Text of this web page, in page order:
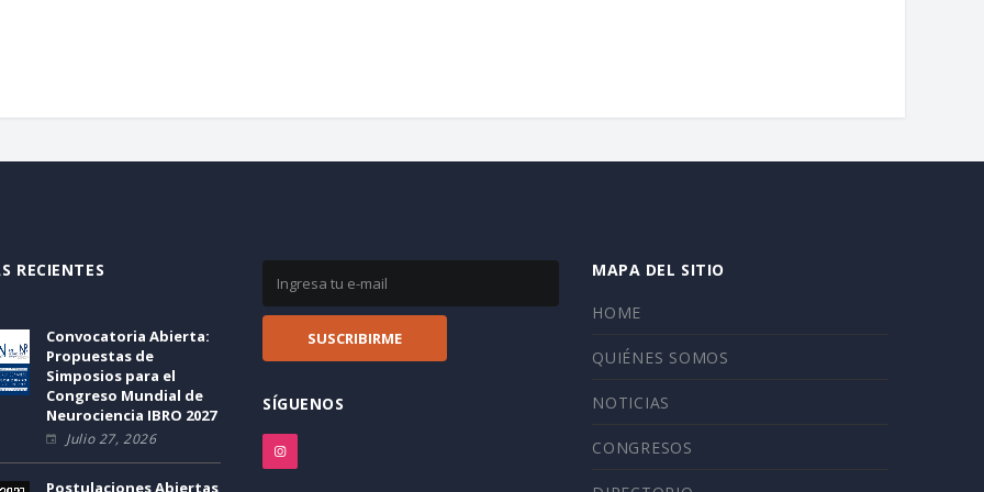
RECIENTES
Convocatoria Abierta:
Propuestas de
Simposios para el
Congreso Mundial de
Neurociencia IBRO 2027
Julio 27, 2026
Postulaciones Abiertas
SÍGUENOS
MAPA DEL SITIO
HOME
QUIÉNES SOMOS
NOTICIAS
CONGRESOS